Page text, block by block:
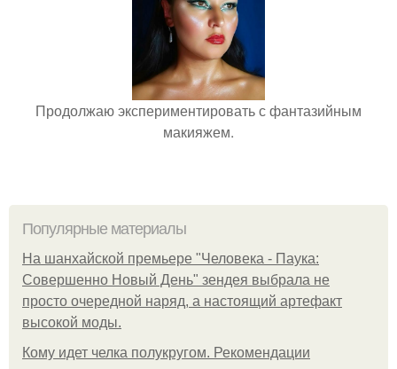
Продолжаю экспериментировать с фантазийным
макияжем.
Популярные материалы
На шанхайской премьере "Человека - Паука:
Совершенно Новый День" зендея выбрала не
просто очередной наряд, а настоящий артефакт
высокой моды.
Кому идет челка полукругом. Рекомендации